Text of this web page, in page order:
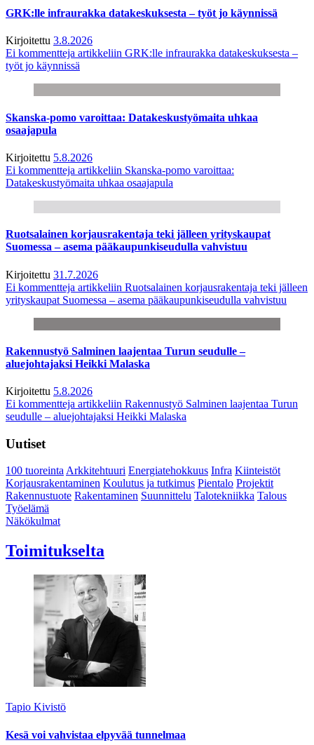
GRK:lle infraurakka datakeskuksesta – työt jo käynnissä
Kirjoitettu 3.8.2026
Ei kommentteja artikkeliin GRK:lle infraurakka datakeskuksesta –
työt jo käynnissä
Skanska-pomo varoittaa: Datakeskustyömaita uhkaa
osaajapula
Kirjoitettu 5.8.2026
Ei kommentteja artikkeliin Skanska-pomo varoittaa:
Datakeskustyömaita uhkaa osaajapula
Ruotsalainen korjausrakentaja teki jälleen yrityskaupat
Suomessa – asema pääkaupunkiseudulla vahvistuu
Kirjoitettu 31.7.2026
Ei kommentteja artikkeliin Ruotsalainen korjausrakentaja teki jälleen
yrityskaupat Suomessa – asema pääkaupunkiseudulla vahvistuu
Rakennustyö Salminen laajentaa Turun seudulle –
aluejohtajaksi Heikki Malaska
Kirjoitettu 5.8.2026
Ei kommentteja artikkeliin Rakennustyö Salminen laajentaa Turun
seudulle – aluejohtajaksi Heikki Malaska
Uutiset
100 tuoreintaArkkitehtuuri Energiatehokkuus Infra Kiinteistöt
Korjausrakentaminen Koulutus ja tutkimus Pientalo Projektit
Rakennustuote Rakentaminen Suunnittelu Talotekniikka Talous
Työelämä
Näkökulmat
Toimitukselta
Tapio Kivistö
Kesä voi vahvistaa elpyvää tunnelmaa